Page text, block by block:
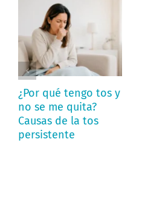
¿Por qué tengo tos y
no se me quita?
Causas de la tos
persistente